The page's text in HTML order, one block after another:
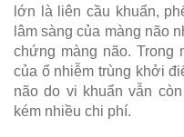
lớn là liên cầu khuẩn,
lâm sàng của màng não
chứng màng não. Trong
của ổ nhiễm trùng khởi
não do vi khuẩn vẫn
kém nhiều chi phí.